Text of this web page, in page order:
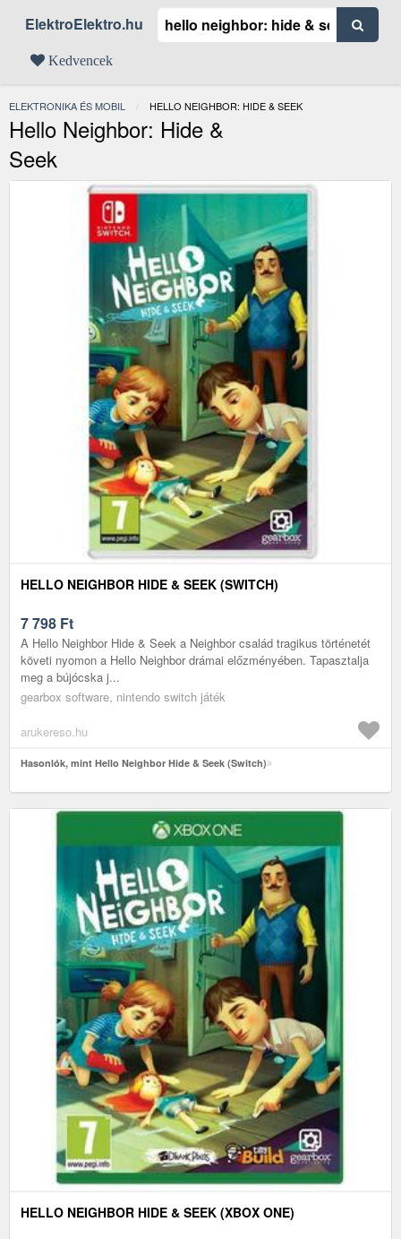
ElektroElektro.hu
Kedvencek
ELEKTRONIKA ÉS MOBIL JELENLEGI:
HELLO NEIGHBOR: HIDE & SEEK
Hello Neighbor: Hide &
Seek
HELLO NEIGHBOR HIDE & SEEK (SWITCH)
7 798 Ft
A Hello Neighbor Hide & Seek a Neighbor család tragikus történetét
követi nyomon a Hello Neighbor drámai előzményében. Tapasztalja
meg a bújócska j...
gearbox software, nintendo switch játék
arukereso.hu
Hasonlók, mint Hello Neighbor Hide & Seek (Switch)
HELLO NEIGHBOR HIDE & SEEK (XBOX ONE)